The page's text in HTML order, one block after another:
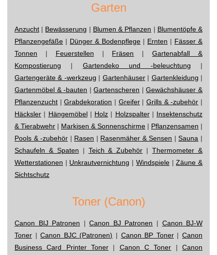
Garten
Anzucht | Bewässerung | Blumen & Pflanzen | Blumentöpfe &
Pflanzengefäße | Dünger & Bodenpflege | Ernten | Fässer &
Tonnen | Feuerstellen | Fräsen |Gartenabfall &
Kompostierung | Gartendeko und -beleuchtung |
Gartengeräte & -werkzeug | Gartenhäuser| Gartenkleidung |
Gartenmöbel & -bauten |Gartenscheren |Gewächshäuser &
Pflanzenzucht |Grabdekoration | Greifer|Grills & -zubehör |
Häcksler | Hängemöbel| Holz | Holzspalter| Insektenschutz
& Tierabwehr | Markisen & Sonnenschirme | Pflanzensamen |
Pools & -zubehör | Rasen | Rasenmäher & Sensen |Sauna |
Schaufeln & Spaten | Teich & Zubehör |Thermometer &
Wetterstationen | Unkrautvernichtung | Windspiele|Zäune &
Sichtschutz
Toner (Canon)
Canon BIJ Patronen |Canon BJ Patronen | Canon BJ-W
Toner |Canon BJC (Patronen) | Canon BP Toner|Canon
Business Card Printer Toner | Canon C Toner |Canon